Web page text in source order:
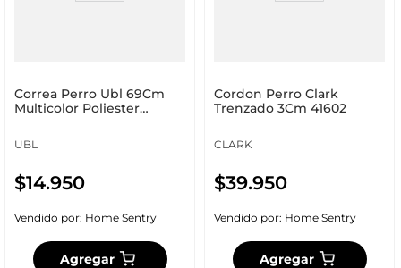
Correa Perro Ubl 69Cm
Multicolor Poliester
UBL
$14.950
Vendido por: Home Sentry
Agregar
Cordon Perro Clark
Trenzado 3Cm 41602
CLARK
$39.950
Vendido por: Home Sentry
Agregar